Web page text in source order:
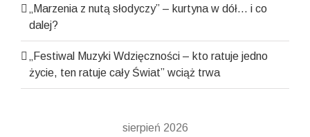
„Marzenia z nutą słodyczy” – kurtyna w dół… i co
dalej?
„Festiwal Muzyki Wdzięczności – kto ratuje jedno
życie, ten ratuje cały Świat” wciąż trwa
sierpień 2026